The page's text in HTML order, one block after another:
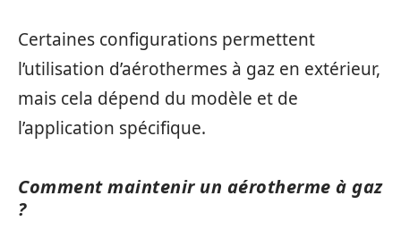
Certaines configurations permettent
l’utilisation d’aérothermes à gaz en extérieur,
mais cela dépend du modèle et de
l’application spécifique.
Comment maintenir un aérotherme à gaz
?